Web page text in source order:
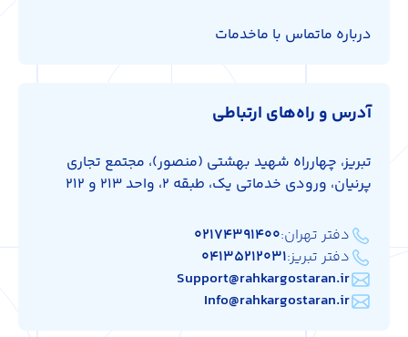
درباره ماتماس با ماخدمات
آدرس و راه‌های ارتباطی
تبریز، چهارراه شهید بهشتی (منصور)، مجتمع تجاری
پرنیان، ورودی خدماتی یک، طبقه 2، واحد 213 و 212
دفتر تهران:۰۲۱۷۴۳۹۱۴۰۰
دفتر تبریز:۰۴۱۳۵۲۱۲۰۳۱
Support@rahkargostaran.ir
Info@rahkargostaran.ir